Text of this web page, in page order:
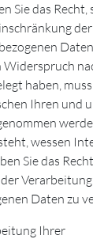
Sie das
Widerspruch
haben,
Ihren und
wessen
Sie das
Daten zu
Ihrer